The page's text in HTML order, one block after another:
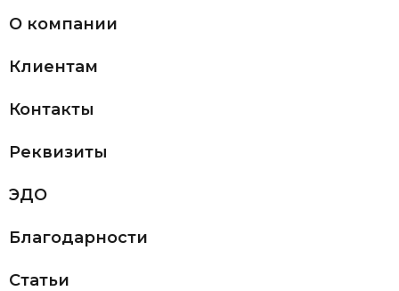
О компании
Клиентам
Контакты
Реквизиты
ЭДО
Благодарности
Статьи